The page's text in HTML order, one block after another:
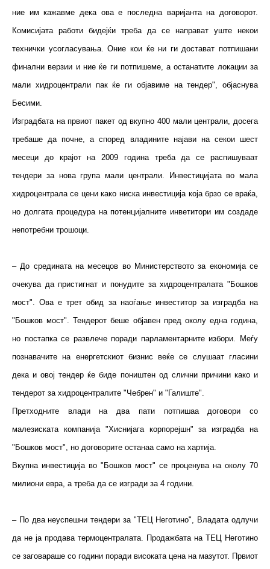
ние им кажавме дека ова е последна варијанта на договорот.
Комисијата работи бидејќи треба да се направат уште некои
технички усогласувања. Оние кои ќе ни ги достават потпишани
финални верзии и ние ќе ги потпишеме, а останатите локации за
мали хидроцентрали пак ќе ги објавиме на тендер", објаснува
Бесими.
Изградбата на првиот пакет од вкупно 400 мали централи, досега
требаше да почне, а според владините најави на секои шест
месеци до крајот на 2009 година треба да се распишуваат
тендери за нова група мали централи. Инвестицијата во мала
хидроцентрала се цени како ниска инвестиција која брзо се враќа,
но долгата процедура на потенцијалните инветитори им создаде
непотребни трошоци.
– До средината на месецов во Министерството за економија се
очекува да пристигнат и понудите за хидроцентралата "Бошков
мост". Ова е трет обид за наоѓање инвеститор за изградба на
"Бошков мост". Тендерот беше објавен пред околу една година,
но постапка се развлече поради парламентарните избори. Меѓу
познавачите на енергетскиот бизнис веќе се слушаат гласини
дека и овој тендер ќе биде поништен од слични причини како и
тендерот за хидроцентралите "Чебрен" и "Галиште".
Претходните влади на два пати потпишаа договори со
малезиската компанија "Хиснијага корпорејшн" за изградба на
"Бошков мост", но договорите останаа само на хартија.
Вкупна инвестиција во "Бошков мост" се проценува на околу 70
милиони евра, а треба да се изгради за 4 години.
– По два неуспешни тендери за "ТЕЦ Неготино", Владата одлучи
да не ја продава термоцентралата. Продажбата на ТЕЦ Неготино
се заговараше со години поради високата цена на мазутот. Првиот